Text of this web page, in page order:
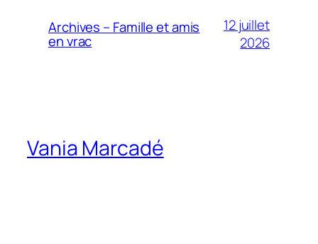
Archives – Famille et amis
en vrac
12 juillet
2026
Vania Marcadé